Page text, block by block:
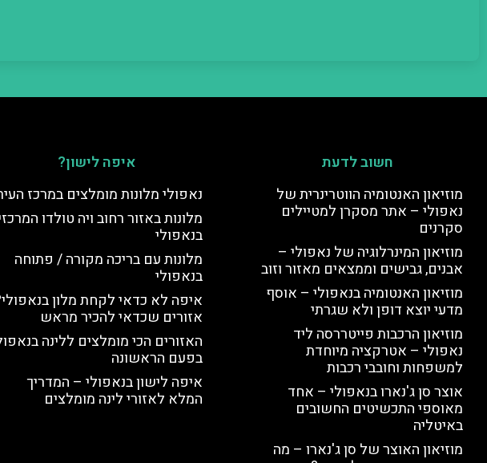
חשוב לדעת
מוזיאון האנטומיה הווטרינרית של
נאפולי – אתר מסקרן למטיילים
סקרנים
מוזיאון המינרלוגיה של נאפולי –
אבנים, גבישים וממצאים מאזור וזוב
מוזיאון האנטומיה בנאפולי – אוסף
מדעי יוצא דופן ולא שגרתי
מוזיאון הרכבות פייטררסה ליד
נאפולי – אטרקציה מיוחדת
למשפחות וחובבי רכבות
אוצר סן ג'נארו בנאפולי – אחד
מאוספי התכשיטים החשובים
באיטליה
מוזיאון האוצר של סן ג'נארו – מה
איפה לישון?
נאפולי מלונות מומלצים במרכז
מלונות באזור רחוב ויה טולדו
בנאפולי
מלונות עם בריכה מקורה / פתוחה
בנאפולי
איפה לא כדאי לקחת מלון
אזורים שכדאי להכיר מראש
האזורים הכי מומלצים ללינה
בפעם הראשונה
איפה לישון בנאפולי – המדריך
המלא לאזורי לינה מומלצים